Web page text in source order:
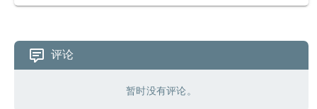
评论
暂时没有评论。